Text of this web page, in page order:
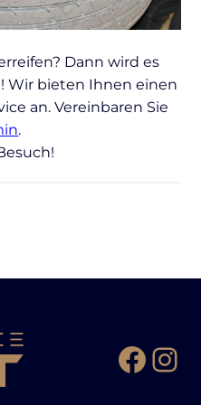
Dann wird es
Wir bieten Ihnen einen
an. Vereinbaren Sie
.